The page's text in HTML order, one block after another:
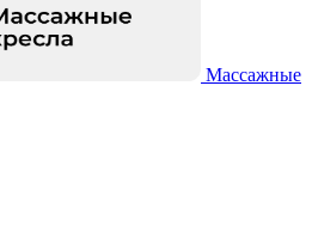
Массажные